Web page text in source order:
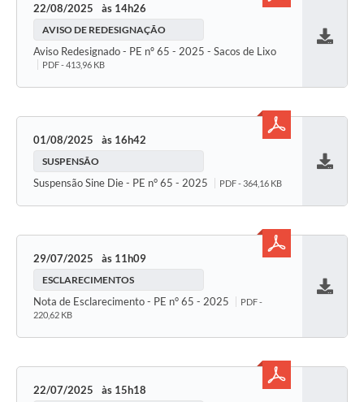
22/08/2025 14h26
AVISO DE REDESIGNAÇÃO
Aviso Redesignado - PE nº 65 - 2025 - Sacos de Lixo
PDF - 413,96 KB
01/08/2025 16h42
SUSPENSÃO
Suspensão Sine Die - PE n° 65 - 2025 PDF - 364,16 KB
29/07/2025 11h09
ESCLARECIMENTOS
Nota de Esclarecimento - PE n° 65 - 2025
PDF -
220,62 KB
22/07/2025 15h18